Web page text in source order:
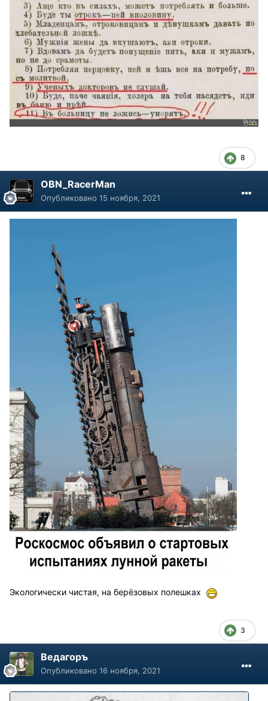
8
OBN_RacerMan
Опубликовано 15 ноября, 2021
Экологически чистая, на берёзовых полешках
3
Ведагоръ
Опубликовано 16 ноября, 2021